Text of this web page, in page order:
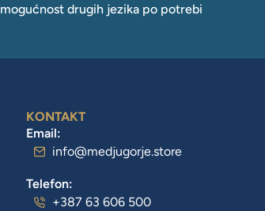
mogućnost drugih jezika po potrebi
KONTAKT
Email:
info@medjugorje.store
Telefon:
+387 63 606 500